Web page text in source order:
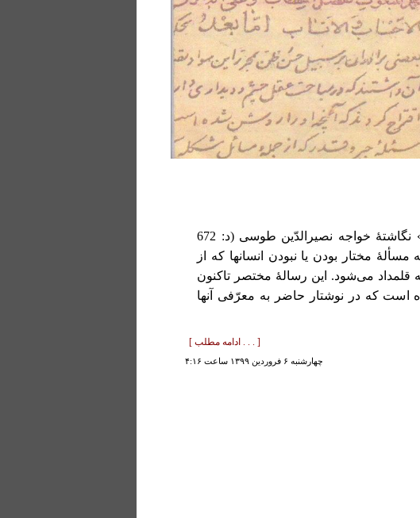
چکیده: رسالۀ «جبر و قدر» یا «جبر و اختیار» نگاشتۀ خواجه نصیرالدّین طوسی (د: 672
مختار بودن یا نبودن انسانها که از
می‌شود. این رسالۀ مختصر تاکنون
است که در نوشتار حاضر به معرّفی آنها
[ . . . ادامه مطلب ]
چهارشنبه ۶ فروردين ۱۳۹۹ ساعت ۴:۱۶